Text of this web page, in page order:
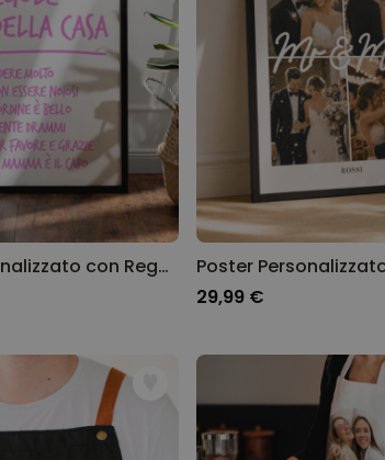
Comprato
più di 9.900
volte
con
Comprato
più di 2.000
volte
Poster Personalizzato con Regole
29,99 €